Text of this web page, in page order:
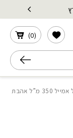
(
0
)
הרשימה שלי
/ ספל אמייל 350 מ”ל אהבת